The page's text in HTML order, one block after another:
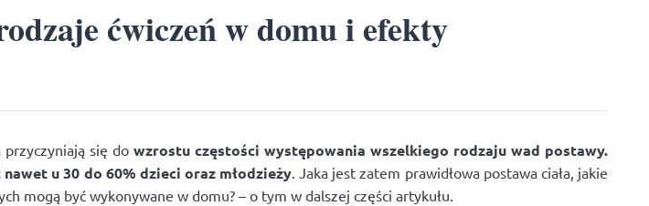
ćwiczeń w domu i efekty
przyczyniają się do wzrostu częstości występowania wszelkiego rodzaju wad postawy.
u 30 do 60% dzieci oraz młodzieży. Jaka jest zatem prawidłowa postawa ciała, jakie
mogą być wykonywane w domu? – o tym w dalszej części artykułu.